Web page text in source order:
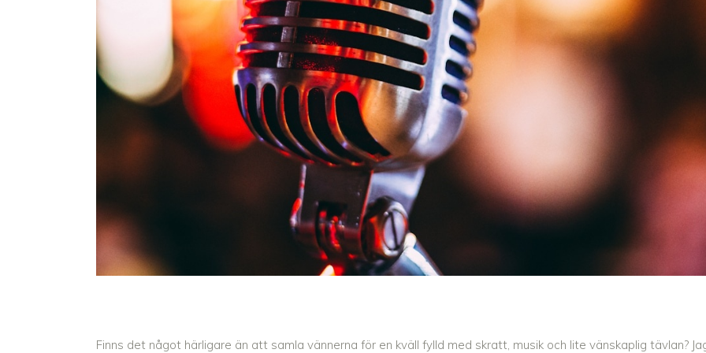
Finns det något härligare än att samla vännerna för en kväll fylld med skratt, musik och lite vänskaplig tävlan?